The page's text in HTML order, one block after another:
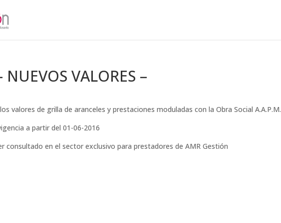
VALORES –
valores de grilla de aranceles y prestaciones moduladas con la Obra Social A.A.P.M.
a partir del 01-06-2016
consultado en el sector exclusivo para prestadores de AMR Gestión